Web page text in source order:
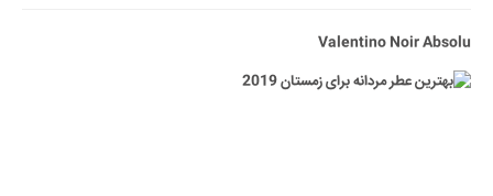
Valentino Noir Absolu